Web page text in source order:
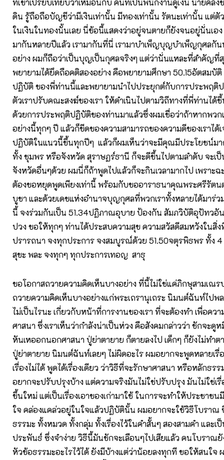
ขอโอกาสถวายความคิดเห็นบางอย่าง ที่นี้ไม่ใช่แค่ภิกษุสามเณ
ถวายความคิดเห็นบางอย่างแก่พระเถรานุเถระ นิมนต์ฉันท์ไปพ
ไม่เป็นไรนะ เกี่ยวกับหน้าที่การงานของเรา ที่จะต้องทำ เพื่อคว
ศาสนา ซึ่งเราเห็นว่ากำลังน่าเป็นห่วง คือสังคมกล่าวว่า ชักจะดู
หันเหออกนอกศาสนา ปู่ย่าตายาย ก็ตายลงไป เด็กๆ ก็ยังไม่ทำต
ปู่ย่าตายาย นิมนต์ฉันท์เลยๆ ไม่ผิดอะไร ผมอยากจะพูดหลายเรื่
เรื่องไม่ได้ พูดได้เรื่องเดียว ว่าวิธีที่จะรักษาศาสนา หรือหลักธร
อยากจะปรับปรุงบ้าง แต่ความจริงมันไม่ใช่ปรับปรุง มันไม่ใช่เ
ขึ้นใหม่ แต่เป็นเรื่องเอาของเก่ามาใช้ ในการจะทำให้ประชาช
ใจ คล่องแคล่วอยู่ในใจแล้วปฏิบัตินั้น ผมอยากจะใช้วิธีโบราณ
ธรรมะ ทั้งหมวด ทั้งกลุ่ม ทั้งเรื่องไว้ในคำสั้นๆ สองสามคำ และเ
ประพันธ์ ซึ่งจำง่าย วิธีนี้มันชักจะเลือนๆไปเสียแล้ว คนโบราณ
หัวข้อธรรมะอะไรไว้ได้ ยังมีบ้างแต่ว่าน้อยลงทุกที ขอให้สนใจ